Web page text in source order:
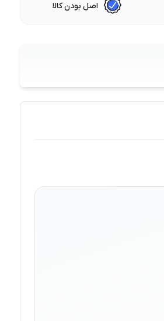
اصل بودن کالا